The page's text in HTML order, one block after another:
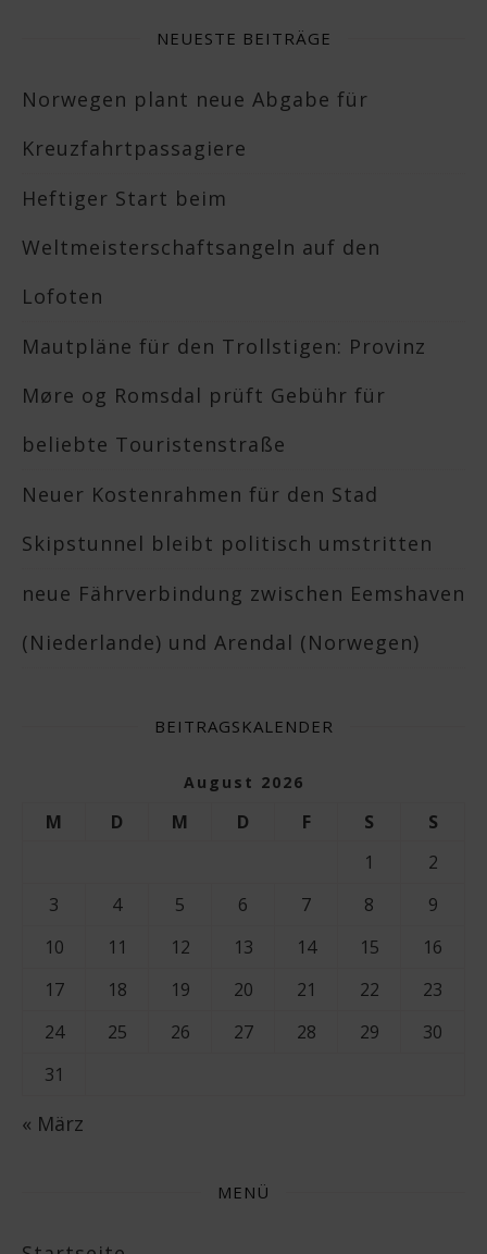
NEUESTE BEITRÄGE
Norwegen plant neue Abgabe für
Kreuzfahrtpassagiere
Heftiger Start beim
Weltmeisterschaftsangeln auf den
Lofoten
Mautpläne für den Trollstigen: Provinz
Møre og Romsdal prüft Gebühr für
beliebte Touristenstraße
Neuer Kostenrahmen für den Stad
Skipstunnel bleibt politisch umstritten
neue Fährverbindung zwischen Eemshaven
(Niederlande) und Arendal (Norwegen)
BEITRAGSKALENDER
August 2026
M D M D F S
S
1
2
3
4 5 6 7 8
9
10
11 12 13 14 15
16
17
18 19 20 21 22
23
24
25 26 27 28 29
30
31
« März
MENÜ